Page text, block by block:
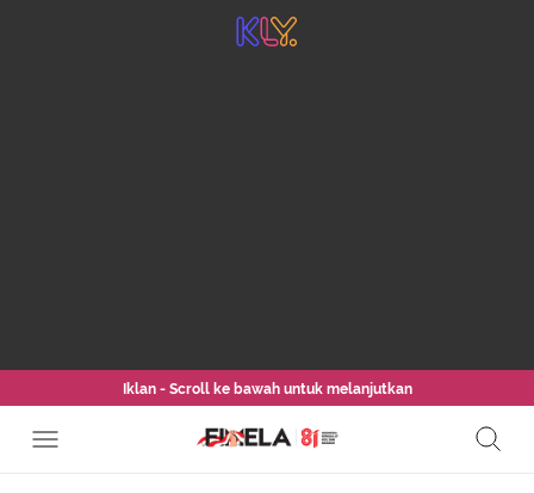
Iklan - Scroll ke bawah untuk melanjutkan